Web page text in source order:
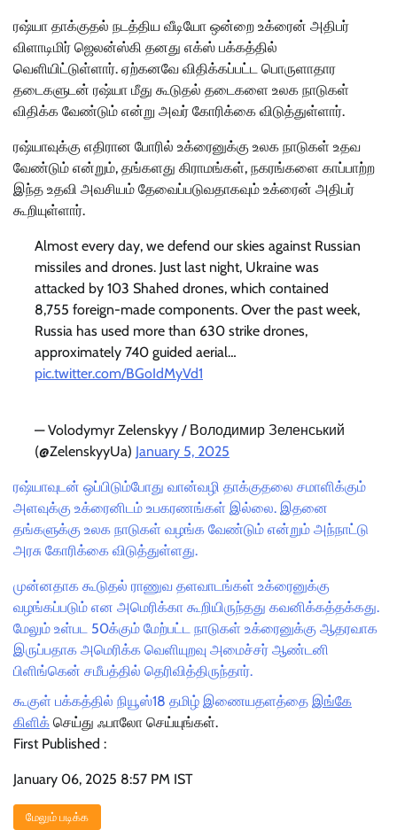
ரஷ்யா தாக்குதல் நடத்திய வீடியோ ஒன்றை உக்ரைன் அதிபர்
விளாடிமிர் ஜெலன்ஸ்கி தனது எக்ஸ் பக்கத்தில்
வெளியிட்டுள்ளார். ஏற்கனவே விதிக்கப்பட்ட பொருளாதார
தடைகளுடன் ரஷ்யா மீது கூடுதல் தடைகளை உலக நாடுகள்
விதிக்க வேண்டும் என்று அவர் கோரிக்கை விடுத்துள்ளார்.
ரஷ்யாவுக்கு எதிரான போரில் உக்ரைனுக்கு உலக நாடுகள் உதவ
வேண்டும் என்றும், தங்களது கிராமங்கள், நகரங்களை காப்பாற்ற
இந்த உதவி அவசியம் தேவைப்படுவதாகவும் உக்ரைன் அதிபர்
கூறியுள்ளார்.
Almost every day, we defend our skies against Russian
missiles and drones. Just last night, Ukraine was
attacked by 103 Shahed drones, which contained
8,755 foreign-made components. Over the past week,
Russia has used more than 630 strike drones,
approximately 740 guided aerial…
pic.twitter.com/BGoIdMyVd1
— Volodymyr Zelenskyy / Володимир Зеленський
(@ZelenskyyUa) January 5, 2025
ரஷ்யாவுடன் ஒப்பிடும்போது வான்வழி தாக்குதலை சமாளிக்கும்
அளவுக்கு உக்ரைனிடம் உபகரணங்கள் இல்லை. இதனை
தங்களுக்கு உலக நாடுகள் வழங்க வேண்டும் என்றும் அந்நாட்டு
அரசு கோரிக்கை விடுத்துள்ளது.
முன்னதாக கூடுதல் ராணுவ தளவாடங்கள் உக்ரைனுக்கு
வழங்கப்படும் என அமெரிக்கா கூறியிருந்தது கவனிக்கத்தக்கது.
மேலும் உள்பட 50க்கும் மேற்பட்ட நாடுகள் உக்ரைனுக்கு ஆதரவாக
இருப்பதாக அமெரிக்க வெளியுறவு அமைச்சர் ஆண்டனி
பிளிங்கென் சமீபத்தில் தெரிவித்திருந்தார்.
கூகுள் பக்கத்தில் நியூஸ்18 தமிழ் இணையதளத்தை இங்கே
கிளிக் செய்து ஃபாலோ செய்யுங்கள்.
First Published :
January 06, 2025 8:57 PM IST
மேலும் படிக்க